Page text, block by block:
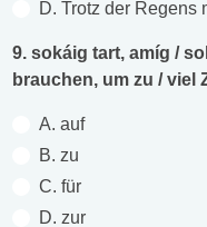
D. Trotz der Regens
9. sokáig tart, amíg /
brauchen, um zu /
A. auf
B. zu
C. für
D. zur